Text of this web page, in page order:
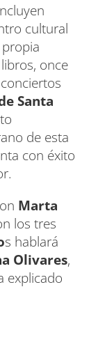
cultural
once
Santa
de esta
con éxito
Marta
los tres
s hablará
Olivares,
explicado